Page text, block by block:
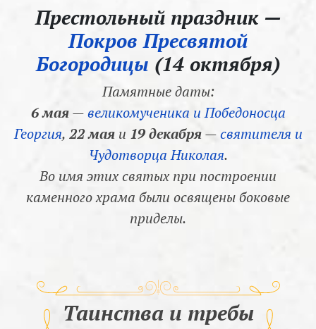
Престольный праздник —
Покров Пресвятой
Богородицы (14 октября)
Памятные даты:
6 мая—великомученика и Победоносца
Георгия, 22 маяи 19 декабря—святителя и
Чудотворца Николая.
Во имя этих святых при построении
каменного храма были освящены боковые
приделы.
Таинства и требы